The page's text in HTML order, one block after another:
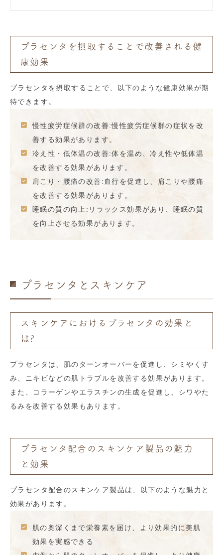
プラセンタを摂取することで改善される健
康効果
プラセンタを摂取することで、以下のような健康効果が期
待できます。
慢性疲労症候群の改善:慢性疲労症候群の症状を改
善する効果があります。
冷え性・低体温の改善:体を温め、冷え性や低体温
を改善する効果があります。
肩こり・腰痛の改善:血行を促進し、肩こりや腰痛
を改善する効果があります。
睡眠の質の向上:リラックス効果があり、睡眠の質
を向上させる効果があります。
プラセンタとスキンケア
スキンケアにおけるプラセンタの効果と
は?
プラセンタは、肌のターンオーバーを促進し、シミやくす
み、ニキビなどの肌トラブルを改善する効果があります。
また、コラーゲンやエラスチンの生成を促進し、シワやた
るみを改善する効果もあります。
プラセンタ配合のスキンケア製品の魅力
と効果
プラセンタ配合のスキンケア製品は、以下のような魅力と
効果があります。
肌の奥深くまで栄養素を届け、より効果的に美肌
効果を実感できる